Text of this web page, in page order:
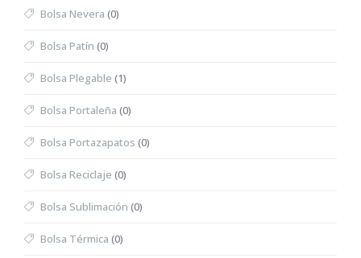
Bolsa Nevera (0)
Bolsa Patín (0)
Bolsa Plegable (1)
Bolsa Portaleña (0)
Bolsa Portazapatos (0)
Bolsa Reciclaje (0)
Bolsa Sublimación (0)
Bolsa Térmica (0)